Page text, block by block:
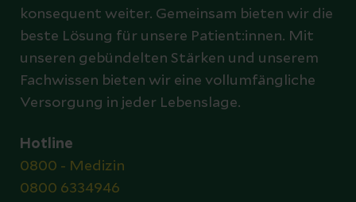
konsequent weiter. Gemeinsam bieten wir die
beste Lösung für unsere Patient:innen. Mit
unseren gebündelten Stärken und unserem
Fachwissen bieten wir eine vollumfängliche
Versorgung in jeder Lebenslage.
Hotline
0800 - Medizin
0800 6334946